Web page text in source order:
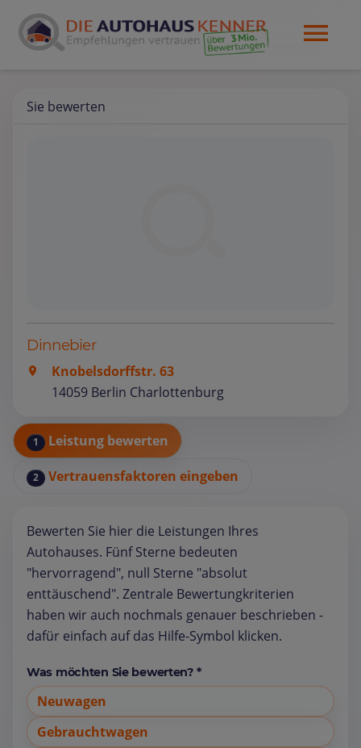
Sie bewerten
Dinnebier
Knobelsdorffstr. 63
14059 Berlin Charlottenburg
1 Leistung bewerten
2 Vertrauensfaktoren eingeben
Bewerten Sie hier die Leistungen Ihres
Autohauses. Fünf Sterne bedeuten
"hervorragend", null Sterne "absolut
enttäuschend". Zentrale Bewertungkriterien
haben wir auch nochmals genauer beschrieben -
dafür einfach auf das Hilfe-Symbol klicken.
Was möchten Sie bewerten? *
Neuwagen
Gebrauchtwagen